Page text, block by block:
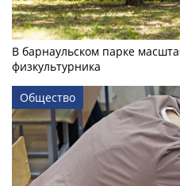
В барнаульском парке
физкультурника
Общество